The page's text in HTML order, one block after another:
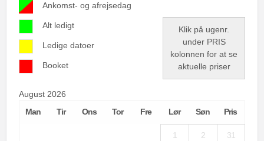
Ankomst- og afrejsedag
Alt ledigt
Ledige datoer
Booket
Klik på ugenr.
under PRIS
kolonnen for at se
aktuelle priser
August 2026
Man
Tir Ons Tor Fre Lør Søn Pris
1 2 31